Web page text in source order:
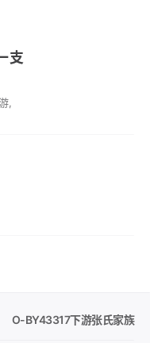
支
,
O-BY43317下游张氏家族